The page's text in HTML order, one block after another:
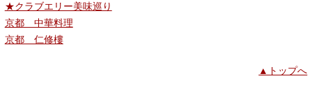
★クラブエリー美味巡り
京都 中華料理
京都 仁修樓
▲トップへ